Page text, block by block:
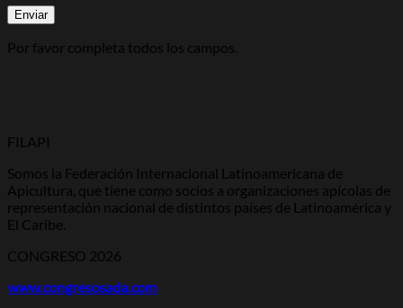
Por favor completa todos los campos.
FILAPI
Somos la Federación Internacional Latinoamericana de
Apicultura, que tiene como socios a organizaciones apícolas de
representación nacional de distintos países de Latinoamérica y
El Caribe.
CONGRESO 2026
www.congresosada.com